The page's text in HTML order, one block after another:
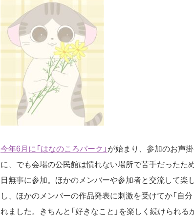
今年6月に「はなのころパーク」が始まり、参加のお声
に、でも会場の公民館は慣れない場所で苦手だったた
日無事に参加。ほかのメンバーや参加者と交流して楽
し、ほかのメンバーの作品発表に刺激を受けてか「自
れました。きちんと「好きなこと」を楽しく続けられ